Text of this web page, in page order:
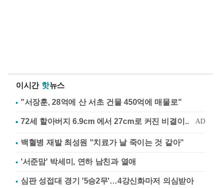
이시간 핫뉴스
"서장훈, 28억에 산 서초 건물 450억에 매물로"
백혈병 재발 최성원 "치료가 날 죽이는 것 같아"
'서준맘' 박세미, 연하 남친과 열애
심판 성접대 경기 '5승2무'…4강신화마저 의심받아